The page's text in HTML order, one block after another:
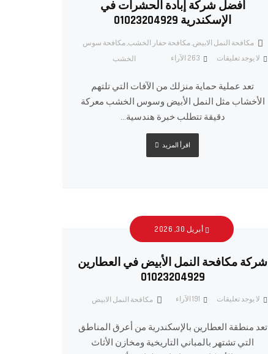
أفضل شركة إبادة الحشرات في
الإسكندرية 01023204929
مكافحة النمل الابيض,مكافحة حفار الخشب,مكافحة سوس
الخشب
لا يوجد تعليقات الآراء
تعد عملية حماية منزلك من الآفات التي تلتهم
الأخشاب مثل النمل الأبيض وسوس الخشب معركة
دقيقة تتطلب خبرة هندسية...
اقرأ المزيد
أبريل 30, 2026
شركة مكافحة النمل الأبيض في العطارين
01023204929
مكافحة النمل الابيض لا يوجد تعليقات الآراء
تعد منطقة العطارين بالإسكندرية من أعرق المناطق
التي تشتهر بالمباني التاريخية ومخازن الأثاث